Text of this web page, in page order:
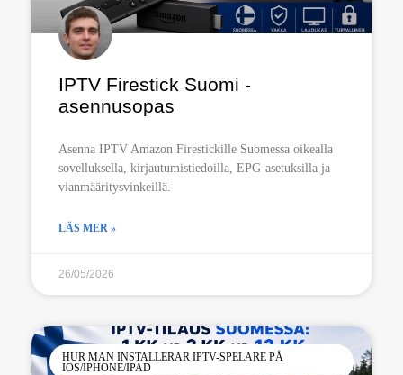
IPTV Firestick Suomi -
asennusopas
Asenna IPTV Amazon Firestickille Suomessa oikealla
sovelluksella, kirjautumistiedoilla, EPG-asetuksilla ja
vianmääritysvinkeillä.
LÄS MER »
26/05/2026
HUR MAN INSTALLERAR IPTV-SPELARE PÅ
IOS/IPHONE/IPAD